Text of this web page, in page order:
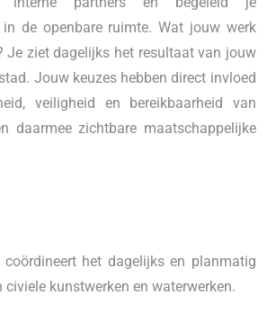
in de openbare ruimte. Wat jouw werk
Je ziet dagelijks het resultaat van jouw
Jouw keuzes hebben direct invloed
veiligheid en bereikbaarheid van
daarmee zichtbare maatschappelijke
coördineert het dagelijks en planmatig
civiele kunstwerken en waterwerken.